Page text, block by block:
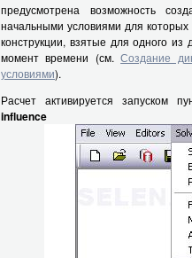
предусмотрена возможность
начальными условиями для
конструкции, взятые для одного
момент времени (см.Создание
условиями).
Расчет активируется запуском
influence